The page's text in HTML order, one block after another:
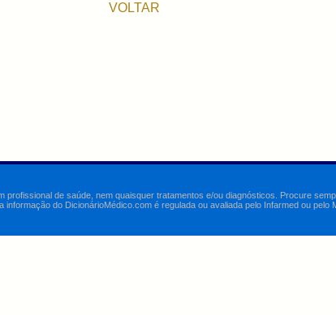
VOLTAR
de saúde, nem quaisquer tratamentos e/ou diagnósticos. Procure
do DicionárioMédico.com é regulada ou avaliada pelo Infarmed ou